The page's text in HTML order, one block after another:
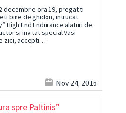
decembrie ora 19, pregatiti
bine de ghidon, intrucat
High End Endurance alaturi de
si invitat special Vasi
zici, accepti…
Nov 24, 2016
spre Paltinis”